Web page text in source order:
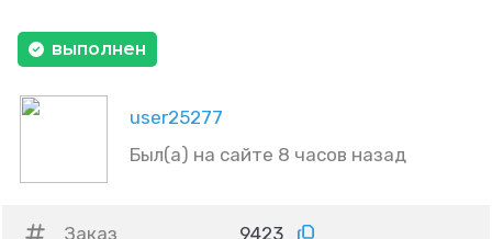
user25277
Был(а) на сайте 8 часов назад
выполнен
Заказ 9423